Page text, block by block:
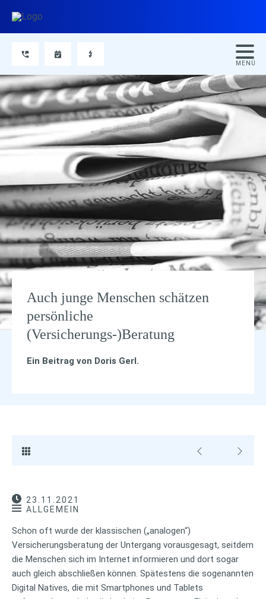
Auch junge Menschen schätzen
persönliche
(Versicherungs-)Beratung
Ein Beitrag von Doris Gerl.
23.11.2021
ALLGEMEIN
Schon oft wurde der klassischen („analogen“)
Versicherungsberatung der Untergang vorausgesagt, seitdem
die Menschen sich im Internet informieren und dort sogar
auch gleich abschließen können. Spätestens die sogenannten
Digital Natives, die mit Smartphones und Tablets